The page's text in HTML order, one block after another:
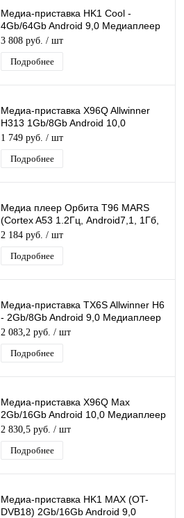
Медиа-приставка HK1 Cool -
4Gb/64Gb Android 9,0 Медиаплеер
Smart tv IPTV OTT приставка 4K HD
H.265
3 808 руб. / шт
Подробнее
Медиа-приставка X96Q Allwinner
H313 1Gb/8Gb Android 10,0
Медиаплеер Smart tv IPTV
приставка 4K H.265
1 749 руб. / шт
Подробнее
Медиа плеер Орбита T96 MARS
(Cortex A53 1.2Гц, Android7,1, 1Гб,
Flash 8ГБ, Wi-Fi)/40
2 184 руб. / шт
Подробнее
Медиа-приставка TX6S Allwinner H6
- 2Gb/8Gb Android 9,0 Медиаплеер
Smart tv IPTV OTT приставка 4K
2 083,2 руб. / шт
Подробнее
Медиа-приставка X96Q Max
2Gb/16Gb Android 10,0 Медиаплеер
Smart tv IPTV приставка 4K H.265
2 830,5 руб. / шт
Подробнее
Медиа-приставка HK1 MAX (OT-
DVB18) 2Gb/16Gb Android 9,0